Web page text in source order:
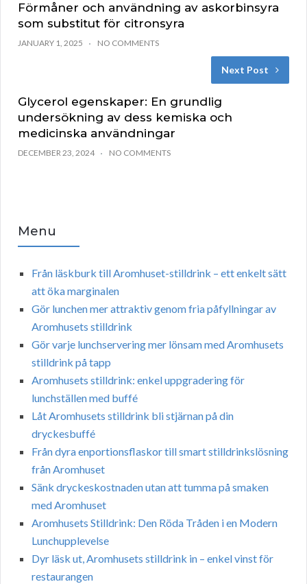
Förmåner och användning av askorbinsyra
som substitut för citronsyra
JANUARY 1, 2025 NO COMMENTS
Next Post
Glycerol egenskaper: En grundlig
undersökning av dess kemiska och
medicinska användningar
DECEMBER 23, 2024 NO COMMENTS
Menu
Från läskburk till Aromhuset-stilldrink – ett enkelt sätt
att öka marginalen
Gör lunchen mer attraktiv genom fria påfyllningar av
Aromhusets stilldrink
Gör varje lunchservering mer lönsam med Aromhusets
stilldrink på tapp
Aromhusets stilldrink: enkel uppgradering för
lunchställen med buffé
Låt Aromhusets stilldrink bli stjärnan på din
dryckesbuffé
Från dyra enportionsflaskor till smart stilldrinkslösning
från Aromhuset
Sänk dryckeskostnaden utan att tumma på smaken
med Aromhuset
Aromhusets Stilldrink: Den Röda Tråden i en Modern
Lunchupplevelse
Dyr läsk ut, Aromhusets stilldrink in – enkel vinst för
restaurangen